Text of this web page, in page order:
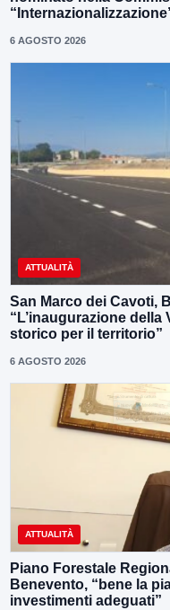
6 AGOSTO 2026
ATTUALITÀ
San Marco dei Cavoti,
“L’inaugurazione
storico per il territorio”
6 AGOSTO 2026
ATTUALITÀ
Piano Forestale
Benevento, “bene la
investimenti adeguati”